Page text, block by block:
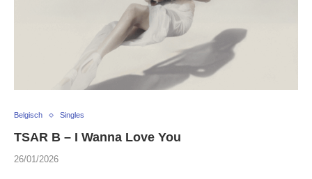
Belgisch Singles
TSAR B – I Wanna Love You
26/01/2026